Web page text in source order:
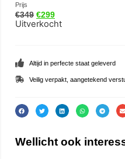
Prijs
€349 €299
Uitverkocht
Altijd in perfecte staat geleverd
Veilig verpakt, aangetekend
Wellicht ook